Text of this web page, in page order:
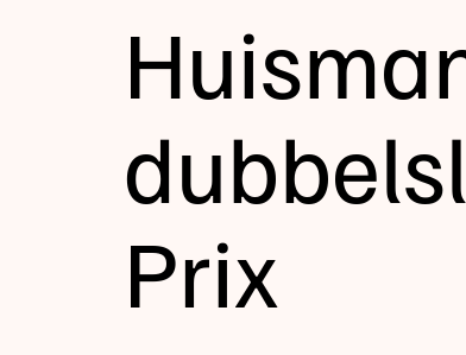
Kalender
Disciplines
Uitslagen
Tijden &
Prix